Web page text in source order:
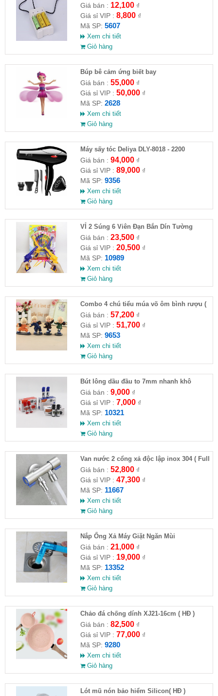
Giá bán : 12,100₫
Giá sỉ VIP : 8,800₫
Mã SP: 5607
Xem chi tiết
Giỏ hàng
​Búp bê cảm ứng biết bay
Giá bán : 55,000₫
Giá sỉ VIP : 50,000₫
Mã SP: 2628
Xem chi tiết
Giỏ hàng
Máy sấy tóc Deliya DLY-8018 - 2200
Giá bán : 94,000₫
Giá sỉ VIP : 89,000₫
Mã SP: 9356
Xem chi tiết
Giỏ hàng
VỈ 2 Súng 6 Viên Đạn Bắn Dín Tường
Giá bán : 23,500₫
Giá sỉ VIP : 20,500₫
Mã SP: 10989
Xem chi tiết
Giỏ hàng
Combo 4 chú tiểu múa võ ôm bình rượu (
HĐ )
Giá bán : 57,200₫
Giá sỉ VIP : 51,700₫
Mã SP: 9653
Xem chi tiết
Giỏ hàng
Bút lông dầu đầu to 7mm nhanh khô
Giá bán : 9,000₫
Giá sỉ VIP : 7,000₫
Mã SP: 10321
Xem chi tiết
Giỏ hàng
Van nước 2 cổng xả độc lập inox 304 ( Full
VAT )
Giá bán : 52,800₫
Giá sỉ VIP : 47,300₫
Mã SP: 11667
Xem chi tiết
Giỏ hàng
Nắp Ống Xả Máy Giặt Ngăn Mùi
Giá bán : 21,000₫
Giá sỉ VIP : 19,000₫
Mã SP: 13352
Xem chi tiết
Giỏ hàng
Chảo đá chống dính XJ21-16cm ( HĐ )
Giá bán : 82,500₫
Giá sỉ VIP : 77,000₫
Mã SP: 9280
Xem chi tiết
Giỏ hàng
Lót mũ nón bảo hiểm Silicon( HĐ )